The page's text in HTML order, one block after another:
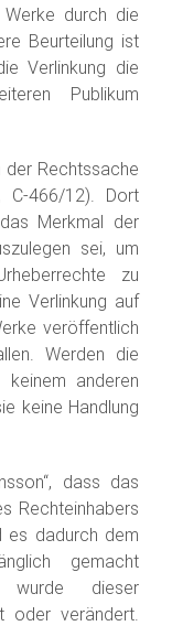
durch die
Beurteilung ist
Verlinkung die
Publikum
der Rechtssache
C-466/12). Dort
Merkmal der
sei, um
zu
Verlinkung auf
veröffentlich
Werden die
anderen
keine Handlung
dass das
Rechteinhabers
es dadurch dem
gemacht
wurde dieser
oder verändert.